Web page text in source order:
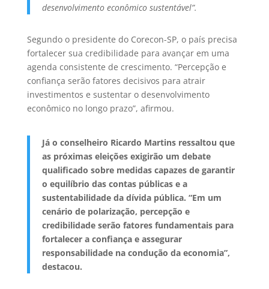
desenvolvimento econômico sustentável”.
Segundo o presidente do Corecon-SP, o país precisa
fortalecer sua credibilidade para avançar em uma
agenda consistente de crescimento. “Percepção e
confiança serão fatores decisivos para atrair
investimentos e sustentar o desenvolvimento
econômico no longo prazo”, afirmou.
Já o conselheiro Ricardo Martins ressaltou que
as próximas eleições exigirão um debate
qualificado sobre medidas capazes de garantir
o equilíbrio das contas públicas e a
sustentabilidade da dívida pública. “Em um
cenário de polarização, percepção e
credibilidade serão fatores fundamentais para
fortalecer a confiança e assegurar
responsabilidade na condução da economia”,
destacou.